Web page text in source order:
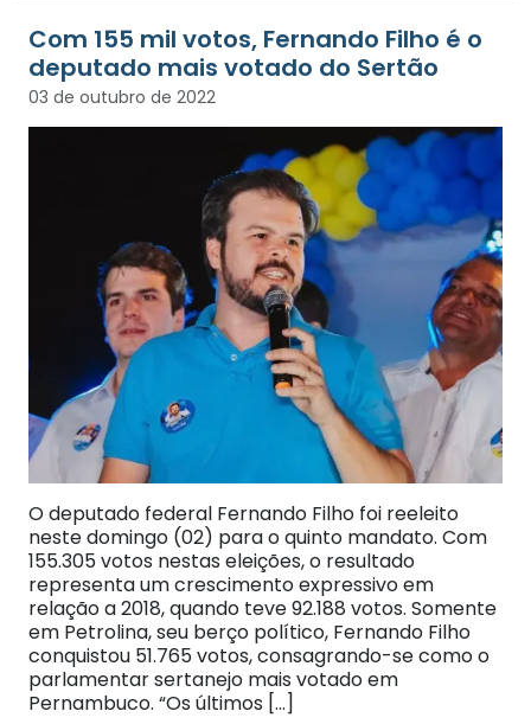
Com 155 mil votos, Fernando Filho é o
deputado mais votado do Sertão
03 de outubro de 2022
O deputado federal Fernando Filho foi reeleito
neste domingo (02) para o quinto mandato. Com
155.305 votos nestas eleições, o resultado
representa um crescimento expressivo em
relação a 2018, quando teve 92.188 votos. Somente
em Petrolina, seu berço político, Fernando Filho
conquistou 51.765 votos, consagrando-se como o
parlamentar sertanejo mais votado em
Pernambuco. “Os últimos […]